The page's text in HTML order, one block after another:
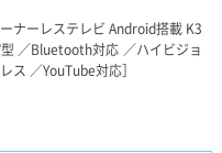
ーナーレステレビ Android搭載 K3
／Bluetooth対応 ／ハイビジョ
ス ／YouTube対応］